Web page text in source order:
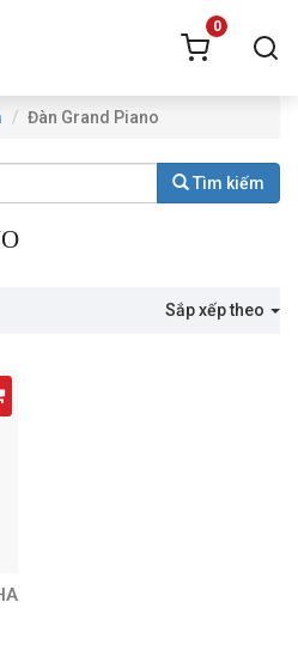
0
Đàn Grand Piano
Tìm kiếm
Sắp xếp theo